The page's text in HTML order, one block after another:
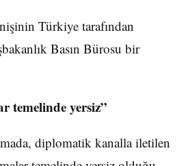
Türkiye tarafından
Basın Bürosu bir
temelinde yersiz”
diplomatik kanalla iletilen